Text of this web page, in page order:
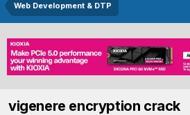
Web Development & DTP
vigenere encryption crack